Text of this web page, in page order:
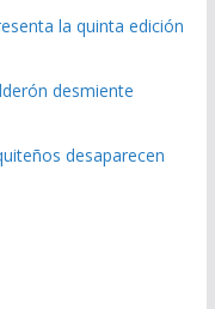
la quinta edición
desmiente
desaparecen